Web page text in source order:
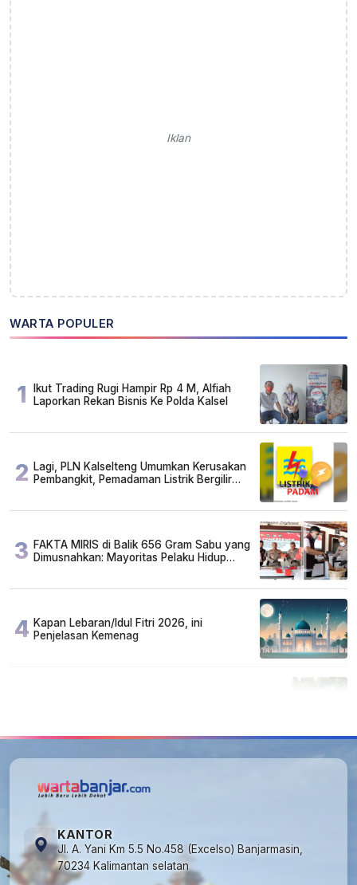
Iklan
WARTA POPULER
1
Ikut Trading Rugi Hampir Rp 4 M, Alfiah
Laporkan Rekan Bisnis Ke Polda Kalsel
2 Lagi, PLN Kalselteng Umumkan Kerusakan
Pembangkit, Pemadaman Listrik Bergilir
3 FAKTA MIRIS di Balik 656 Gram Sabu yang
Dimusnahkan: Mayoritas Pelaku Hidup
4 Kapan Lebaran/Idul Fitri 2026, ini
Penjelasan Kemenag
KANTOR
Jl. A. Yani Km 5.5 No.458 (Excelso) Banjarmasin,
70234 Kalimantan selatan